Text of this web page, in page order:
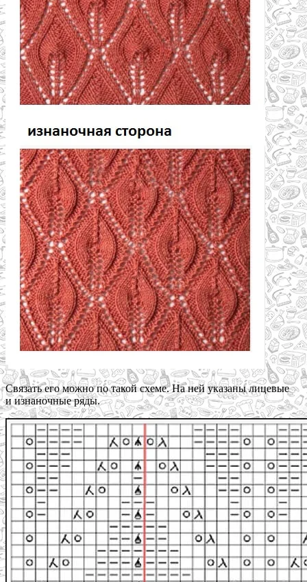
Связать его можно по такой схеме. На ней указаны лицевые
и изнаночные ряды.